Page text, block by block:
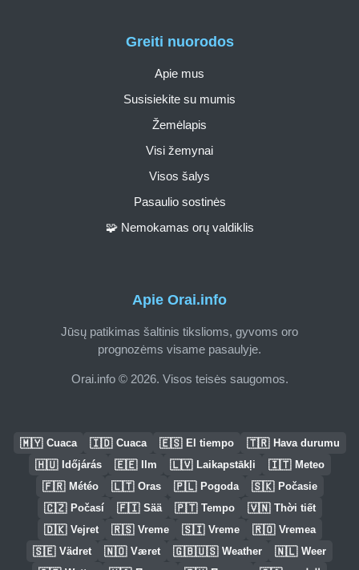
Apie Orai.info
Jūsų patikimas šaltinis tikslioms, gyvoms oro
prognozėms visame pasaulyje.
Orai.info © 2026. Visos teisės saugomos.
Greiti nuorodos
Apie mus
Susisiekite su mumis
Žemėlapis
Visi žemynai
Visos šalys
Pasaulio sostinės
🧩 Nemokamas orų valdiklis
🇲🇾 Cuaca 🇮🇩 Cuaca 🇪🇸 El tiempo 🇹🇷 Hava durumu
🇭🇺 Időjárás 🇪🇪 Ilm 🇱🇻 Laikapstākļi 🇮🇹 Meteo
🇫🇷 Météo 🇱🇹 Oras 🇵🇱 Pogoda 🇸🇰 Počasie
🇨🇿 Počasí 🇫🇮 Sää 🇵🇹 Tempo 🇻🇳 Thời tiết
🇩🇰 Vejret 🇷🇸 Vreme 🇸🇮 Vreme 🇷🇴 Vremea
🇸🇪 Vädret 🇳🇴 Været 🇬🇧🇺🇸 Weather 🇳🇱 Weer